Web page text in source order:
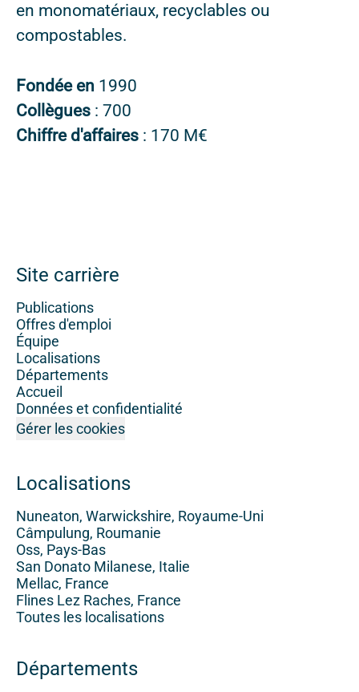
en monomatériaux, recyclables ou
compostables.
Fondée en 1990
Collègues : 700
Chiffre d'affaires : 170 M€
Site carrière
Publications
Offres d'emploi
Équipe
Localisations
Départements
Accueil
Données et confidentialité
Gérer les cookies
Localisations
Nuneaton, Warwickshire, Royaume-Uni
Câmpulung, Roumanie
Oss, Pays-Bas
San Donato Milanese, Italie
Mellac, France
Flines Lez Raches, France
Toutes les localisations
Départements